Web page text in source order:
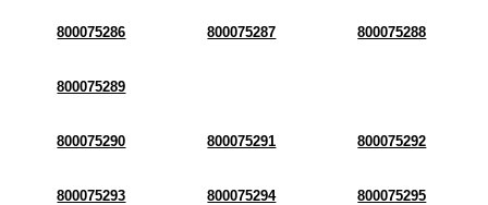
800075286 800075287 800075288
800075289
800075290 800075291 800075292
800075293 800075294 800075295